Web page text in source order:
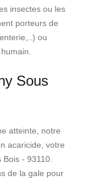
insectes ou les
porteurs de
ou
Sous
atteinte, notre
acaricide, votre
- 93110.
de la gale pour